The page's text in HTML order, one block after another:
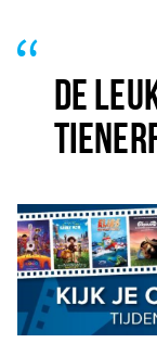
Privacy
Inloggen
DE